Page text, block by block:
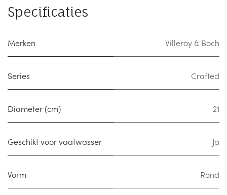
Specificaties
Merken Villeroy & Boch
Series Crafted
Diameter (cm) 21
Geschikt voor vaatwasser Ja
Vorm Rond